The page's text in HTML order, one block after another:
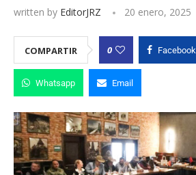
written by EditorJRZ 20 enero, 2025
COMPARTIR 0 Facebook
Whatsapp Email